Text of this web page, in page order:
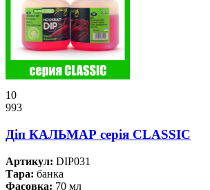
10
993
Дiп КАЛЬМАР серiя CLASSIC
Артикул: DIP031
Тара: банка
Фасовка: 70 мл